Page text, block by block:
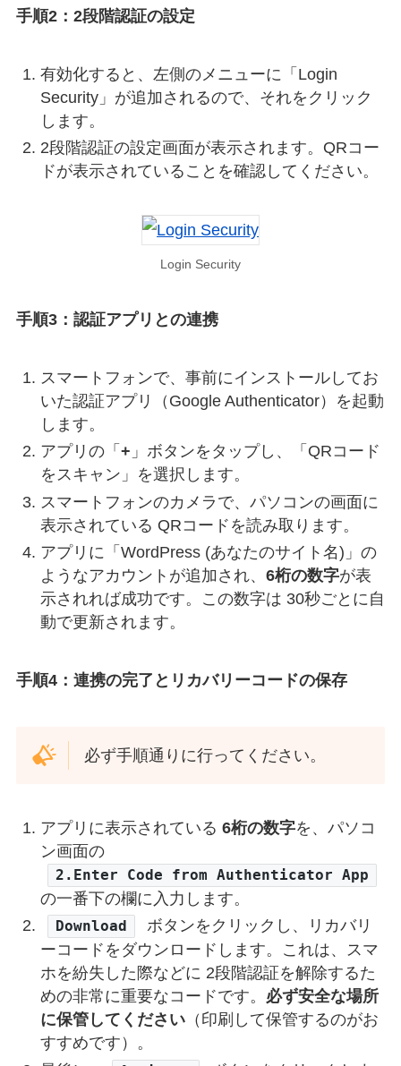
手順2：2段階認証の設定
有効化すると、左側のメニューに「Login
Security」が追加されるので、それをクリック
します。
2段階認証の設定画面が表示されます。QRコー
ドが表示されていることを確認してください。
Login Security
手順3：認証アプリとの連携
スマートフォンで、事前にインストールしてお
いた認証アプリ（Google Authenticator）を起動
します。
アプリの「 + 」ボタンをタップし、「QRコード
をスキャン」を選択します。
スマートフォンのカメラで、パソコンの画面に
表示されている QRコードを読み取ります。
アプリに「WordPress (あなたのサイト名)」の
ようなアカウントが追加され、 6桁の数字が表
示されれば成功です。この数字は 30秒ごとに自
動で更新されます。
手順4：連携の完了とリカバリーコードの保存
必ず手順通りに行ってください。
アプリに表示されている 6桁の数字を、パソコ
ン画面の
2.Enter Code from Authenticator App
の一番下の欄に入力します。
Download
ボタンをクリックし、リカバリ
ーコードをダウンロードします。これは、スマ
ホを紛失した際などに 2段階認証を解除するた
めの非常に重要なコードです。 必ず安全な場所
に保管してください（印刷して保管するのがお
すすめです）。